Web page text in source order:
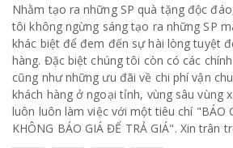
Nhằm tạo ra những SP quà tặng độc
tôi không ngừng sáng tạo ra những SP
khác biệt để đem đến sự hài lòng tuyệt
hàng. Đặc biệt chúng tôi còn có các
cũng như những ưu đãi về chi phí vận
khách hàng ở ngoại tỉnh, vùng sâu vùng
luôn luôn làm việc với một tiêu chí "BÁO
KHÔNG BÁO GIÁ ĐỂ TRẢ GIÁ". Xin trân